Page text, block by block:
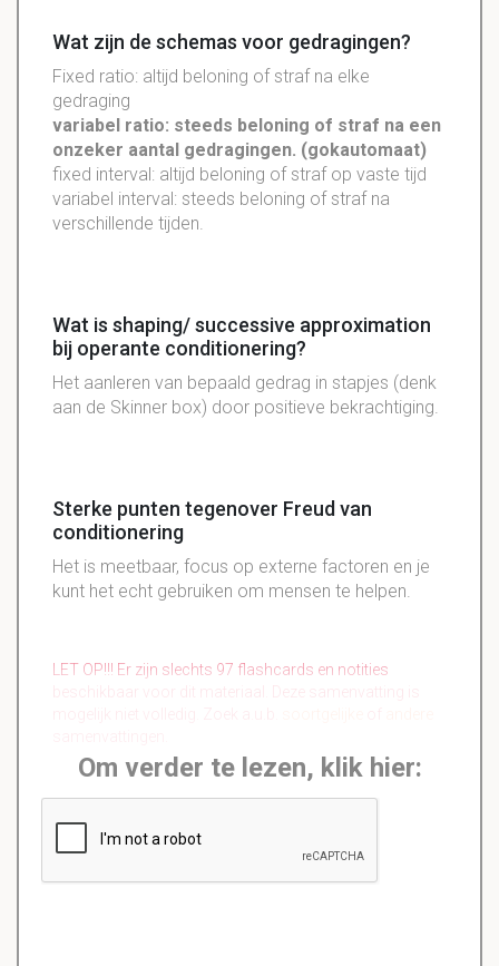
Wat zijn de schemas voor gedragingen?
Fixed ratio: altijd beloning of straf na elke
gedraging
variabel ratio: steeds beloning of straf na een
onzeker aantal gedragingen. (gokautomaat)
fixed interval: altijd beloning of straf op vaste tijd
variabel interval: steeds beloning of straf na
verschillende tijden.
Wat is shaping/ successive approximation
bij operante conditionering?
Het aanleren van bepaald gedrag in stapjes (denk
aan de Skinner box) door positieve bekrachtiging.
Sterke punten tegenover Freud van
conditionering
Het is meetbaar, focus op externe factoren en je
kunt het echt gebruiken om mensen te helpen.
LET OP!!! Er zijn slechts 97 flashcards en notities
beschikbaar voor dit materiaal. Deze samenvatting is
Om verder te lezen, klik hier: